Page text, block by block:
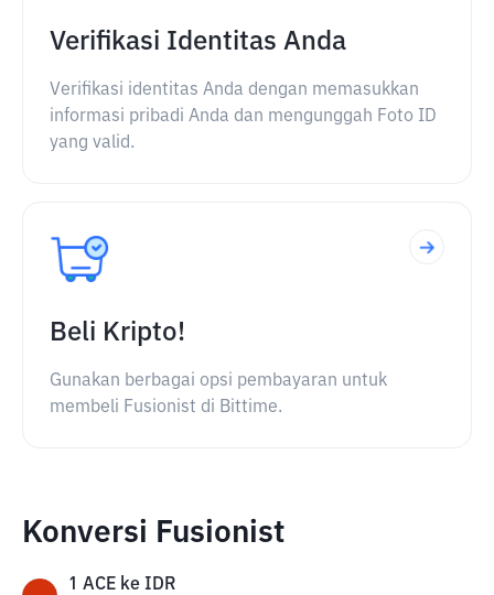
Verifikasi Identitas Anda
Verifikasi identitas Anda dengan memasukkan
informasi pribadi Anda dan mengunggah Foto ID
yang valid.
Beli Kripto!
Gunakan berbagai opsi pembayaran untuk
membeli Fusionist di Bittime.
Konversi Fusionist
1 ACE ke IDR